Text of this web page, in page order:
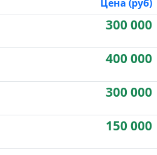
Цена (руб)
300 000
400 000
300 000
150 000